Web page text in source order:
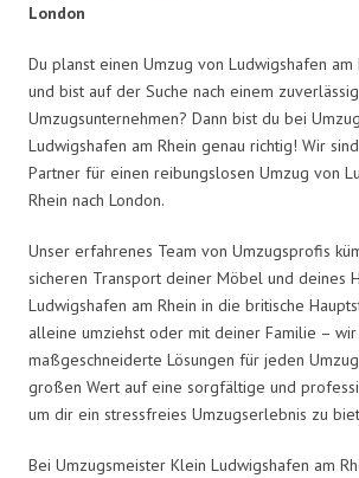
London
Du planst einen Umzug von Ludwigshafen am
und bist auf der Suche nach einem
Umzugsunternehmen? Dann bist du bei
Ludwigshafen am Rhein genau richtig! Wir
Partner für einen reibungslosen Umzug von
Rhein nach London.
Unser erfahrenes Team von Umzugsprofis
sicheren Transport deiner Möbel und deines
Ludwigshafen am Rhein in die britische
alleine umziehst oder mit deiner Familie –
maßgeschneiderte Lösungen für jeden
großen Wert auf eine sorgfältige und
um dir ein stressfreies Umzugserlebnis zu
Bei Umzugsmeister Klein Ludwigshafen am